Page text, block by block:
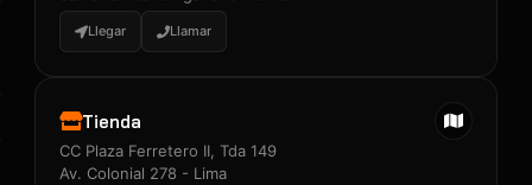
Llegar Llamar
Tienda
CC Plaza Ferretero II, Tda 149
Av. Colonial 278 - Lima